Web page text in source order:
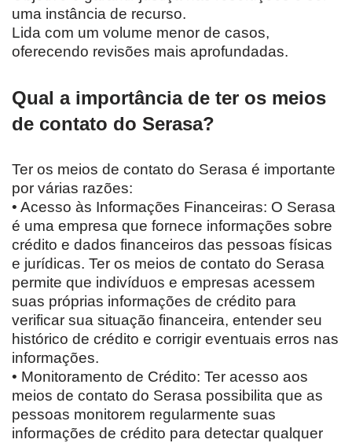
uma instância de recurso.
Lida com um volume menor de casos,
oferecendo revisões mais aprofundadas.
Qual a importância de ter os meios
de contato do Serasa?
Ter os meios de contato do Serasa é importante
por várias razões:
• Acesso às Informações Financeiras: O Serasa
é uma empresa que fornece informações sobre
crédito e dados financeiros das pessoas físicas
e jurídicas. Ter os meios de contato do Serasa
permite que indivíduos e empresas acessem
suas próprias informações de crédito para
verificar sua situação financeira, entender seu
histórico de crédito e corrigir eventuais erros nas
informações.
• Monitoramento de Crédito: Ter acesso aos
meios de contato do Serasa possibilita que as
pessoas monitorem regularmente suas
informações de crédito para detectar qualquer